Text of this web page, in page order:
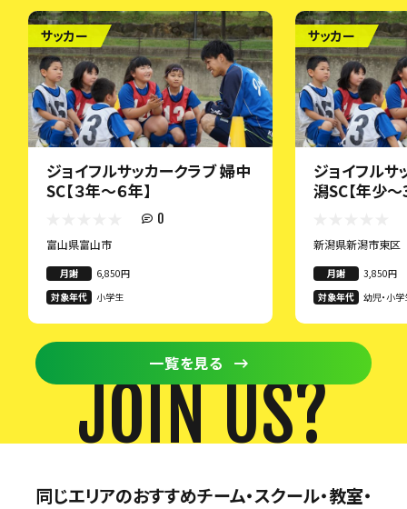
サッカー
ジョイフルサッカークラブ 婦中
SC【３年～６年】
0
富山県富山市
月謝
6,850円
対象年代
小学生
サッカー
ジョイフルサ
潟SC【年少～
新潟県新潟市東区
月謝
3,850円
対象年代
幼児・小
一覧を見る
JOIN US?
同じエリアのおすすめチーム・スクール・教室・